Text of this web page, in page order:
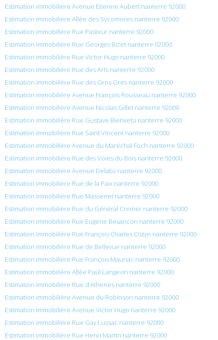
Estimation immobilière Avenue Etienne Aubert nanterre 92000
Estimation immobilière Allée des Sycomores nanterre 92000
Estimation immobilière Rue Pasteur nanterre 92000
Estimation immobilière Rue Georges Bizet nanterre 92000
Estimation immobilière Rue Victor Hugo nanterre 92000
Estimation immobilière Rue des Arts nanterre 92000
Estimation immobilière Rue des Gros Gres nanterre 92000
Estimation immobilière Avenue François Rousseau nanterre 92000
Estimation immobilière Avenue Nicolas Gillet nanterre 92000
Estimation immobilière Rue Gustave Bienvetu nanterre 92000
Estimation immobilière Rue Saint Vincent nanterre 92000
Estimation immobilière Avenue du Maréchal Foch nanterre 92000
Estimation immobilière Rue des Voies du Bois nanterre 92000
Estimation immobilière Avenue Delaby nanterre 92000
Estimation immobilière Rue de la Paix nanterre 92000
Estimation immobilière Rue Massenet nanterre 92000
Estimation immobilière Rue du Général Cremer nanterre 92000
Estimation immobilière Rue Eugene Besancon nanterre 92000
Estimation immobilière Rue François Charles Ostyn nanterre 92000
Estimation immobilière Rue de Bellevue nanterre 92000
Estimation immobilière Rue François Mauriac nanterre 92000
Estimation immobilière Allée Paul Langevin nanterre 92000
Estimation immobilière Rue d’Athenes nanterre 92000
Estimation immobilière Avenue du Robinson nanterre 92000
Estimation immobilière Avenue Victor Hugo nanterre 92000
Estimation immobilière Rue Gay Lussac nanterre 92000
Estimation immobilière Rue Henri Martin nanterre 92000